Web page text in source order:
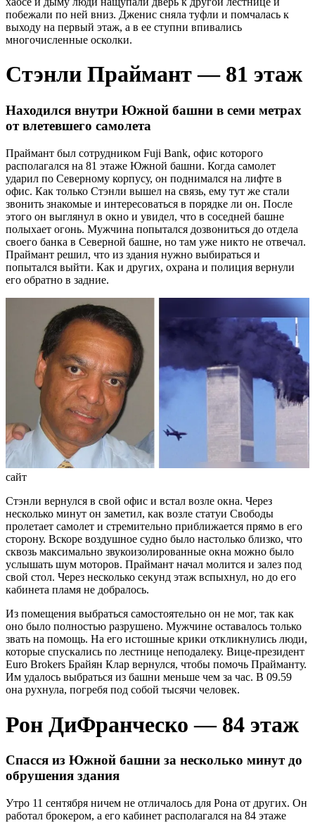
побежали по ней вниз. Дженис сняла туфли и помчалась к
выходу на первый этаж, а в ее ступни впивались
многочисленные осколки.
Стэнли Праймант — 81 этаж
Находился внутри Южной башни в семи метрах
от влетевшего самолета
Праймант был сотрудником Fuji Bank, офис которого
располагался на 81 этаже Южной башни. Когда самолет
ударил по Северному корпусу, он поднимался на лифте в
офис. Как только Стэнли вышел на связь, ему тут же стали
звонить знакомые и интересоваться в порядке ли он. После
этого он выглянул в окно и увидел, что в соседней башне
полыхает огонь. Мужчина попытался дозвониться до отдела
своего банка в Северной башне, но там уже никто не отвечал.
Праймант решил, что из здания нужно выбираться и
попытался выйти. Как и других, охрана и полиция вернули
его обратно в задние.
сайт
Стэнли вернулся в свой офис и встал возле окна. Через
несколько минут он заметил, как возле статуи Свободы
пролетает самолет и стремительно приближается прямо в его
сторону. Вскоре воздушное судно было настолько близко, что
сквозь максимально звукоизолированные окна можно было
услышать шум моторов. Праймант начал молится и залез под
свой стол. Через несколько секунд этаж вспыхнул, но до его
кабинета пламя не добралось.
Из помещения выбраться самостоятельно он не мог, так как
оно было полностью разрушено. Мужчине оставалось только
звать на помощь. На его истошные крики откликнулись люди,
которые спускались по лестнице неподалеку. Вице-президент
Euro Brokers Брайян Клар вернулся, чтобы помочь Прайманту.
Им удалось выбраться из башни меньше чем за час. В 09.59
она рухнула, погребя под собой тысячи человек.
Рон ДиФранческо — 84 этаж
Спасся из Южной башни за несколько минут до
обрушения здания
Утро 11 сентября ничем не отличалось для Рона от других. Он
работал брокером, а его кабинет располагался на 84 этаже